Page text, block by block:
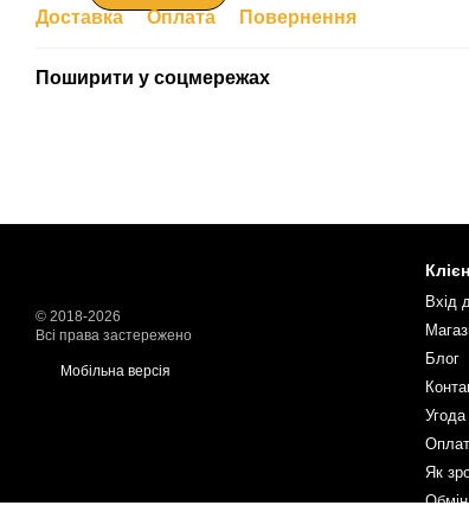
Доставка Оплата Повернення
Поширити у соцмережах
© 2018-2026
Всі права застережено
Мобільна версія
Вхід
Блог
Угода
Як